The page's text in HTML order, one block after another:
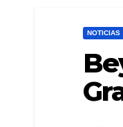
NOTICIAS